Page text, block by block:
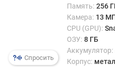
"
Спросить
Память: 256
Камера: 13
CPU (GPU):
ОЗУ: 8 ГБ
Аккумулятор:
Корпус: